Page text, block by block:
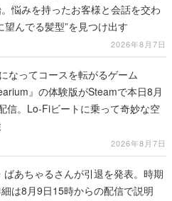
悩みを持ったお客様と会話を交わ
望んでる髪型”を見つけ出す
2026年8月7日
なってコースを転がるゲーム
』の体験版がSteamで本日8月
信。Lo-Fiビートに乗って奇妙な空
2026年8月7日
ばあちゃるさんが引退を発表。時期
は8月9日15時からの配信で説明